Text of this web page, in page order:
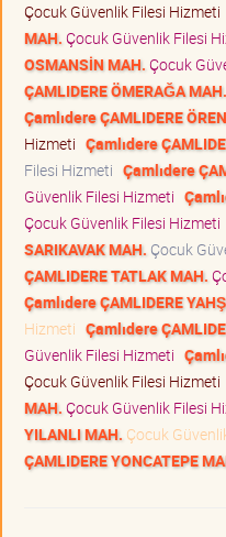
Çocuk Güvenlik Filesi Hizmeti
MAH. Çocuk Güvenlik Filesi
OSMANSİN MAH. Çocuk
ÇAMLIDERE ÖMERAĞA MAH.
Çamlıdere ÇAMLIDERE
Hizmeti Çamlıdere
Filesi Hizmeti Çamlıdere
Güvenlik Filesi Hizmeti
Çocuk Güvenlik Filesi Hizmeti
SARIKAVAK MAH. Çocuk
ÇAMLIDERE TATLAK MAH.
Çamlıdere ÇAMLIDERE
Hizmeti Çamlıdere
Güvenlik Filesi Hizmeti
Çocuk Güvenlik Filesi Hizmeti
MAH. Çocuk Güvenlik Filesi
YILANLI MAH. Çocuk
ÇAMLIDERE YONCATEPE